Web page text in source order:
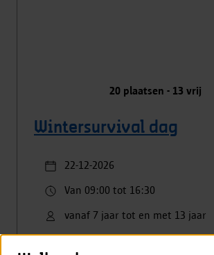
20plaatsen - 13 vrij
Wintersurvival dag
22-12-2026
Van 09:00 tot 16:30
vanaf 7 jaar tot en met 13 jaar